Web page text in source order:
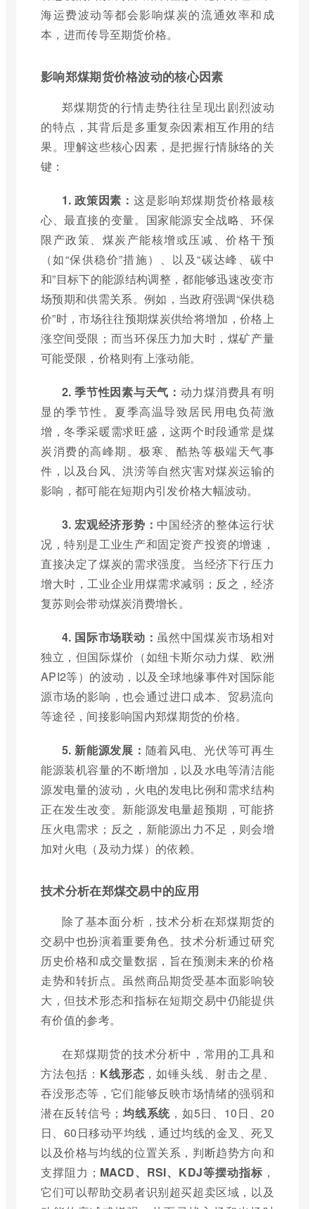
海运费波动等都会影响煤炭的流通效率和成
本，进而传导至期货价格。
影响郑煤期货价格波动的核心因素
郑煤期货的行情走势往往呈现出剧烈波动
的特点，其背后是多重复杂因素相互作用的结
果。理解这些核心因素，是把握行情脉络的关
键：
1. 政策因素： 这是影响郑煤期货价格最核
心、最直接的变量。国家能源安全战略、环保
限产政策、煤炭产能核增或压减、价格干预
（如“保供稳价”措施）、以及“碳达峰、碳中
和”目标下的能源结构调整，都能够迅速改变市
场预期和供需关系。例如，当政府强调“保供稳
价”时，市场往往预期煤炭供给将增加，价格上
涨空间受限；而当环保压力加大时，煤矿产量
可能受限，价格则有上涨动能。
2. 季节性因素与天气： 动力煤消费具有明
显的季节性。夏季高温导致居民用电负荷激
增，冬季采暖需求旺盛，这两个时段通常是煤
炭消费的高峰期。极寒、酷热等极端天气事
件，以及台风、洪涝等自然灾害对煤炭运输的
影响，都可能在短期内引发价格大幅波动。
3. 宏观经济形势： 中国经济的整体运行状
况，特别是工业生产和固定资产投资的增速，
直接决定了煤炭的需求强度。当经济下行压力
增大时，工业企业用煤需求减弱；反之，经济
复苏则会带动煤炭消费增长。
4. 国际市场联动：虽然中国煤炭市场相对
独立，但国际煤价（如纽卡斯尔动力煤、欧洲
API2等）的波动，以及全球地缘事件对国际能
源市场的影响，也会通过进口成本、贸易流向
等途径，间接影响国内郑煤期货的价格。
5. 新能源发展： 随着风电、光伏等可再生
能源装机容量的不断增加，以及水电等清洁能
源发电量的波动，火电的发电比例和需求结构
正在发生改变。新能源发电量超预期，可能挤
压火电需求；反之，新能源出力不足，则会增
加对火电（及动力煤）的依赖。
技术分析在郑煤交易中的应用
除了基本面分析，技术分析在郑煤期货的
交易中也扮演着重要角色。技术分析通过研究
历史价格和成交量数据，旨在预测未来的价格
走势和转折点。虽然商品期货受基本面影响较
大，但技术形态和指标在短期交易中仍能提供
有价值的参考。
在郑煤期货的技术分析中，常用的工具和
方法包括： K线形态 ，如锤头线、射击之星、
吞没形态等，它们能够反映市场情绪的强弱和
潜在反转信号； 均线系统 ，如5日、10日、20
日、60日移动平均线，通过均线的金叉、死叉
以及价格与均线的位置关系，判断趋势方向和
支撑阻力； MACD、RSI、KDJ等摆动指标 ，
它们可以帮助交易者识别超买超卖区域，以及